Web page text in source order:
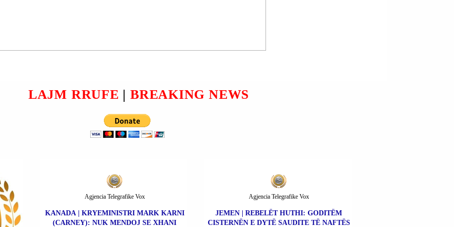
ZHVILLOJNË NJË
LAJM RRUFE | BREAKING NEWS
KANADA | KRYEMINISTRI MARK KARNI
(CARNEY): NUK MENDOJ SE XHANI
Agjencia Telegrafike Vox
JEMEN | REBELËT HUTHI: GODITËM
CISTERNËN E DYTË SAUDITE TË NAFTËS
Agjencia Telegrafike Vox